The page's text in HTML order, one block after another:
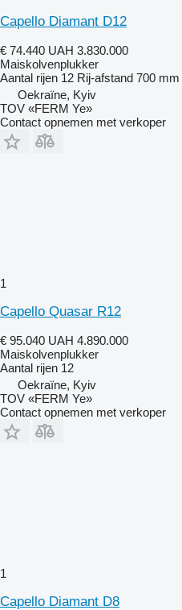
Capello Diamant D12
€ 74.440 UAH 3.830.000
Maiskolvenplukker
Aantal rijen 12 Rij-afstand 700 mm
Oekraïne, Kyiv
TOV «FERM Ye»
Contact opnemen met verkoper
1
Capello Quasar R12
€ 95.040 UAH 4.890.000
Maiskolvenplukker
Aantal rijen 12
Oekraïne, Kyiv
TOV «FERM Ye»
Contact opnemen met verkoper
1
Capello Diamant D8